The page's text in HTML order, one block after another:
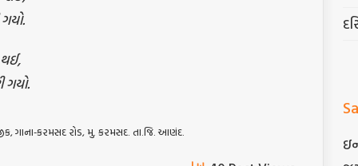
ગયો.
ગાના-કરમસદ રોડ, મુ. કરમસદ. તા.જિ. આણંદ.